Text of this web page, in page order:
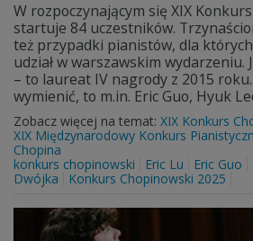
W rozpoczynającym się XIX
startuje 84 uczestników.
też przypadki pianistów, dla
udział w warszawskim wydarzeniu.
– to laureat IV nagrody z 2015
wymienić, to m.in. Eric Guo, Hyuk
Zobacz więcej na temat: XIX Konkurs
XIX Międzynarodowy Konkurs
Chopina
konkurs chopinowski
Eric Lu Eric Guo
Dwójka
Konkurs Chopinowski 2025